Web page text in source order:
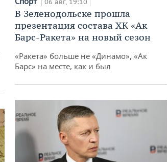
06 авг, 19:10
В Зеленодольске прошла
презентация состава ХК «Ак
Барс-Ракета» на новый сезон
«Ракета» больше не «Динамо», «Ак
Барс» на месте, как и был